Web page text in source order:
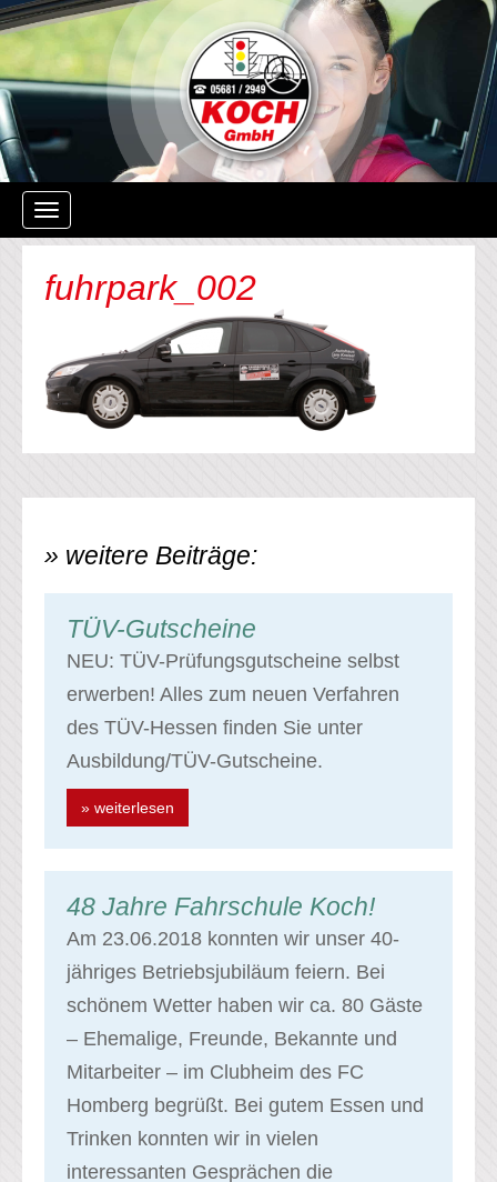
Navigation
ein-/ausblenden
fuhrpark_002
» weitere Beiträge:
TÜV-Gutscheine
NEU: TÜV-Prüfungsgutscheine selbst
erwerben! Alles zum neuen Verfahren
des TÜV-Hessen finden Sie unter
Ausbildung/TÜV-Gutscheine.
» weiterlesen
48 Jahre Fahrschule Koch!
Am 23.06.2018 konnten wir unser 40-
jähriges Betriebsjubiläum feiern. Bei
schönem Wetter haben wir ca. 80 Gäste
– Ehemalige, Freunde, Bekannte und
Mitarbeiter – im Clubheim des FC
Homberg begrüßt. Bei gutem Essen und
Trinken konnten wir in vielen
interessanten Gesprächen die